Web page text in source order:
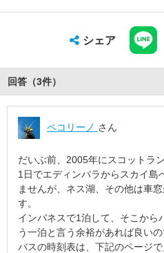
シェア
回答（3件）
ペコリーノ さん
だいぶ前、2005年にスコットラ
1日でエディンバラからスカイ島
ませんが、ネス湖、その他は車
す。
インバネスで1泊して、そこから
う一泊と言う余裕があれば良いの
バスの時刻表は、下記のページで